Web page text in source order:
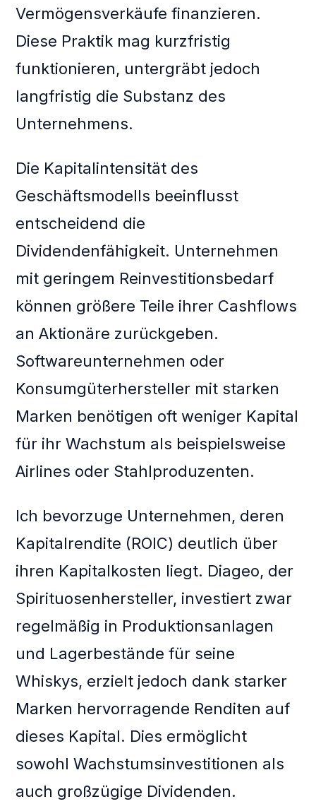
Vermögensverkäufe finanzieren.
Diese Praktik mag kurzfristig
funktionieren, untergräbt jedoch
langfristig die Substanz des
Unternehmens.
Die Kapitalintensität des
Geschäftsmodells beeinflusst
entscheidend die
Dividendenfähigkeit. Unternehmen
mit geringem Reinvestitionsbedarf
können größere Teile ihrer Cashflows
an Aktionäre zurückgeben.
Softwareunternehmen oder
Konsumgüterhersteller mit starken
Marken benötigen oft weniger Kapital
für ihr Wachstum als beispielsweise
Airlines oder Stahlproduzenten.
Ich bevorzuge Unternehmen, deren
Kapitalrendite (ROIC) deutlich über
ihren Kapitalkosten liegt. Diageo, der
Spirituosenhersteller, investiert zwar
regelmäßig in Produktionsanlagen
und Lagerbestände für seine
Whiskys, erzielt jedoch dank starker
Marken hervorragende Renditen auf
dieses Kapital. Dies ermöglicht
sowohl Wachstumsinvestitionen als
auch großzügige Dividenden.